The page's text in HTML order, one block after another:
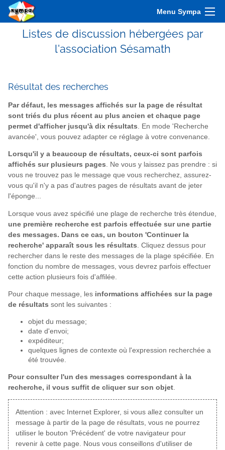
Menu Sympa
Listes de discussion hébergées par
l'association Sésamath
Résultat des recherches
Par défaut, les messages affichés sur la page de résultat
sont triés du plus récent au plus ancien et chaque page
permet d'afficher jusqu'à dix résultats . En mode 'Recherche
avancée', vous pouvez adapter ce réglage à votre convenance.
Lorsqu'il y a beaucoup de résultats, ceux-ci sont parfois
affichés sur plusieurs pages. Ne vous y laissez pas prendre : si
vous ne trouvez pas le message que vous recherchez, assurez-
vous qu'il n'y a pas d'autres pages de résultats avant de jeter
l'éponge...
Lorsque vous avez spécifié une plage de recherche très étendue,
une première recherche est parfois effectuée sur une partie
des messages. Dans ce cas, un bouton 'Continuer la
recherche' apparaît sous les résultats . Cliquez dessus pour
rechercher dans le reste des messages de la plage spécifiée. En
fonction du nombre de messages, vous devrez parfois effectuer
cette action plusieurs fois d'affilée.
Pour chaque message, les informations affichées sur la page
de résultats sont les suivantes :
objet du message;
date d'envoi;
expéditeur;
quelques lignes de contexte où l'expression recherchée a
été trouvée.
Pour consulter l'un des messages correspondant à la
recherche, il vous suffit de cliquer sur son objet
Attention : avec Internet Explorer, si vous allez consulter un
message à partir de la page de résultats, vous ne pourrez
utiliser le bouton 'Précédent' de votre navigateur pour
revenir à cette page. Nous vous conseillons d'utiliser de